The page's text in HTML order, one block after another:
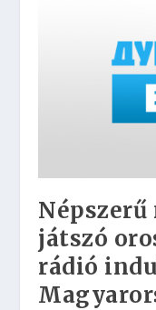
játszó
rádió